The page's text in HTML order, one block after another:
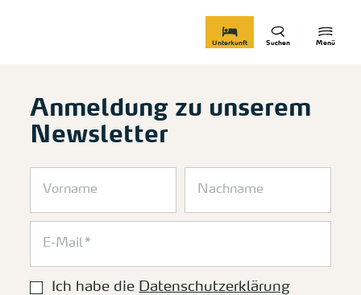
Menü
Suchen
Unterkunft
Anmeldung zu unserem
Newsletter
Ich habe die Datenschutzerklärung